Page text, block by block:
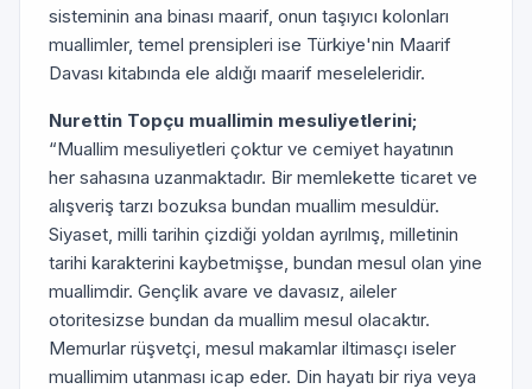
sisteminin ana binası maarif, onun taşıyıcı kolonları
muallimler, temel prensipleri ise Türkiye'nin Maarif
Davası kitabında ele aldığı maarif meseleleridir.
Nurettin Topçu muallimin mesuliyetlerini;
“Muallim mesuliyetleri çoktur ve cemiyet hayatının
her sahasına uzanmaktadır. Bir memlekette ticaret ve
alışveriş tarzı bozuksa bundan muallim mesuldür.
Siyaset, milli tarihin çizdiği yoldan ayrılmış, milletinin
tarihi karakterini kaybetmişse, bundan mesul olan yine
muallimdir. Gençlik avare ve davasız, aileler
otoritesizse bundan da muallim mesul olacaktır.
Memurlar rüşvetçi, mesul makamlar iltimasçı iseler
muallimim utanması icap eder. Din hayatı bir riya veya